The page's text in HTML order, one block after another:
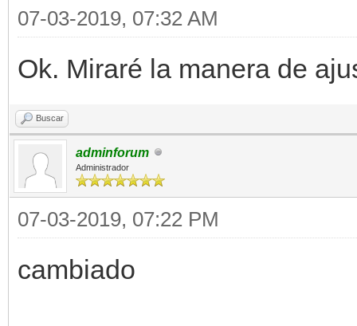
07-03-2019, 07:32 AM
Ok. Miraré la manera de
Buscar
adminforum
Administrador
07-03-2019, 07:22 PM
cambiado